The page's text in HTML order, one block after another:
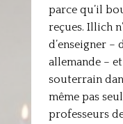
parce qu’il
reçues. Illich
d’enseigner –
allemande –
souterrain
même pas
professeurs